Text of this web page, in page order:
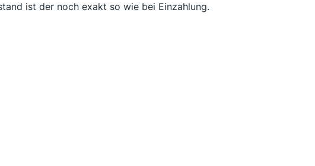
ist der noch exakt so wie bei Einzahlung.